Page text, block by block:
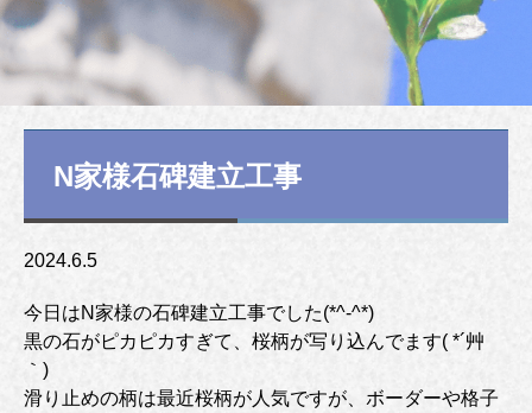
N家様石碑建立工事
2024.6.5
今日はN家様の石碑建立工事でした(*^-^*)
黒の石がピカピカすぎて、桜柄が写り込んでます( *´艸
｀)
滑り止めの柄は最近桜柄が人気ですが、ボーダーや格子